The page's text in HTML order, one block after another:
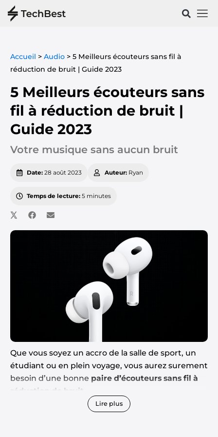
Accueil > Audio> 5 Meilleurs écouteurs sans fil à
réduction de bruit | Guide 2023
5 Meilleurs écouteurs sans
fil à réduction de bruit |
Guide 2023
Votre musique sans aucun bruit
Date:28 août 2023 Auteur: Ryan
Temps de lecture:5 minutes
Que vous soyez un accro de la salle de sport, un
étudiant ou en plein voyage, vous aurez surement
besoin d’une bonne paire d’écouteurs sans fil à
réduction de bruit.
Lire plus